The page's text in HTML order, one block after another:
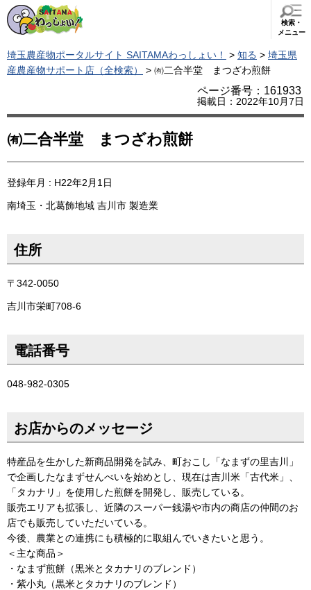
検索・
メニュー
埼玉農産物ポータルサイト SAITAMAわっしょい！ > 知る > 埼玉県
産農産物サポート店（全検索）
> ㈲二合半堂 まつざわ煎餅
ページ番号：161933
掲載日：2022年10月7日
㈲二合半堂 まつざわ煎餅
登録年月 : H22年2月1日
南埼玉・北葛飾地域 吉川市 製造業
住所
〒342-0050
吉川市栄町708-6
電話番号
048-982-0305
お店からのメッセージ
特産品を生かした新商品開発を試み、町おこし「なまずの里吉川」
で企画したなまずせんべいを始めとし、現在は吉川米「古代米」、
「タカナリ」を使用した煎餅を開発し、販売している。
販売エリアも拡張し、近隣のスーパー銭湯や市内の商店の仲間のお
店でも販売していただいている。
今後、農業との連携にも積極的に取組んでいきたいと思う。
＜主な商品＞
・なまず煎餅（黒米とタカナリのブレンド）
・紫小丸（黒米とタカナリのブレンド）